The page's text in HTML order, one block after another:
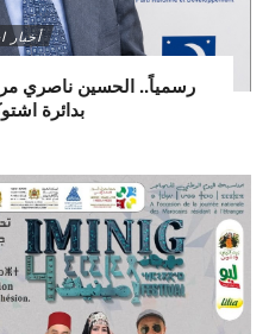
أخبار
رسمياً.. الحسين ناصري
بدائرة